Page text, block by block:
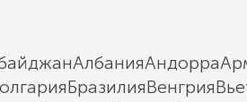
АлбанияАндорра
БразилияВенгрия